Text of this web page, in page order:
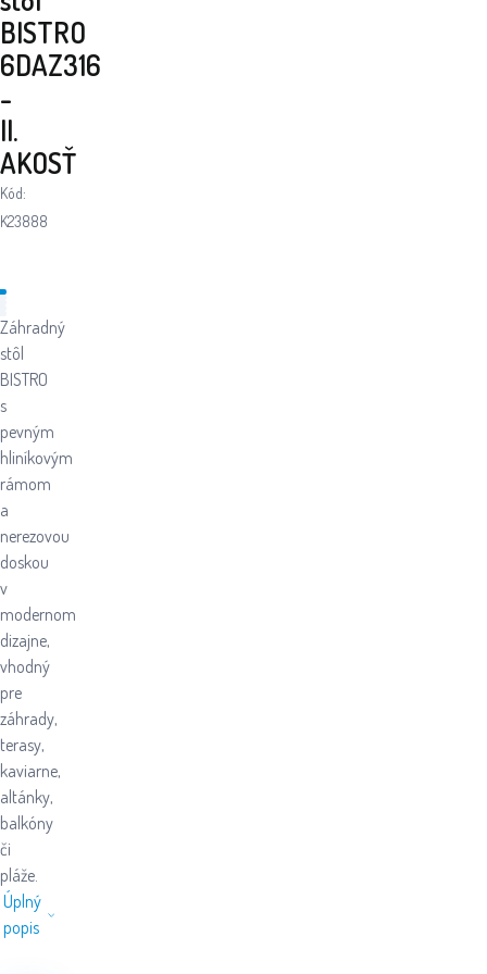
BISTRO
6DAZ316
-
II.
AKOSŤ
Kód:
K23888
Záhradný
stôl
BISTRO
s
pevným
hliníkovým
rámom
a
nerezovou
doskou
v
modernom
dizajne,
vhodný
pre
záhrady,
terasy,
kaviarne,
altánky,
balkóny
či
pláže.
Úplný
popis